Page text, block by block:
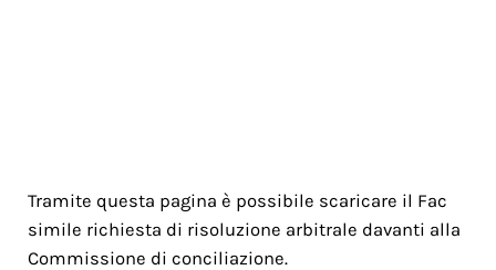
Tramite questa pagina è possibile scaricare il Fac
simile richiesta di risoluzione arbitrale davanti alla
Commissione di conciliazione.